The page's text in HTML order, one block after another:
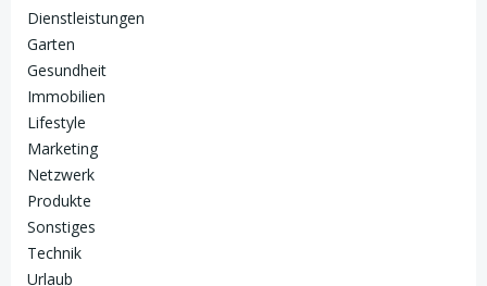
Dienstleistungen
Garten
Gesundheit
Immobilien
Lifestyle
Marketing
Netzwerk
Produkte
Sonstiges
Technik
Urlaub